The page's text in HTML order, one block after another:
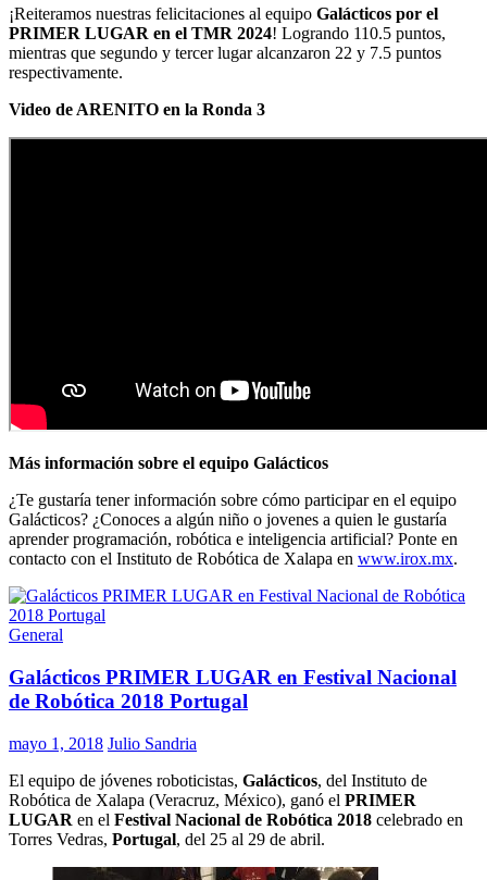
¡Reiteramos nuestras felicitaciones al equipo Galácticos por el
PRIMER LUGAR en el TMR 2024! Logrando 110.5 puntos,
mientras que segundo y tercer lugar alcanzaron 22 y 7.5 puntos
respectivamente.
Video de ARENITO en la Ronda 3
Más información sobre el equipo Galácticos
¿Te gustaría tener información sobre cómo participar en el equipo
Galácticos? ¿Conoces a algún niño o jovenes a quien le gustaría
aprender programación, robótica e inteligencia artificial? Ponte en
contacto con el Instituto de Robótica de Xalapa en www.irox.mx.
General
Galácticos PRIMER LUGAR en Festival Nacional
de Robótica 2018 Portugal
mayo 1, 2018 Julio Sandria
El equipo de jóvenes roboticistas, Galácticos, del Instituto de
Robótica de Xalapa (Veracruz, México), ganó el PRIMER
LUGAR en el Festival Nacional de Robótica 2018 celebrado en
Torres Vedras, Portugal, del 25 al 29 de abril.